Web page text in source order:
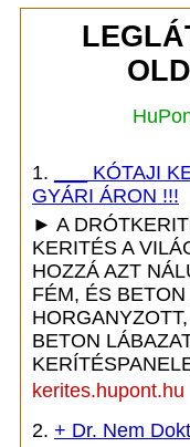
1.
___ KÓTAJI
GYÁRI ÁRON !!!
► A
KERITÉS A
HOZZÁ AZT
FÉM, ÉS
BETON
kerites.hupont.hu
2. + Dr. Nem